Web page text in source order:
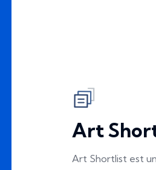
Art
Art Shortlist est